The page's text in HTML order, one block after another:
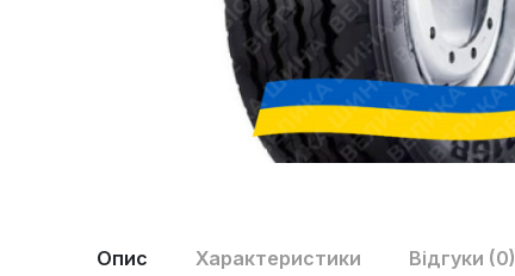
Опис Характеристики Відгуки (0)